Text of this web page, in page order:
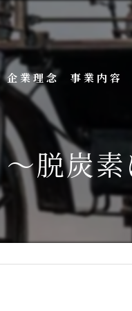
企業理念 事業内容
～脱炭